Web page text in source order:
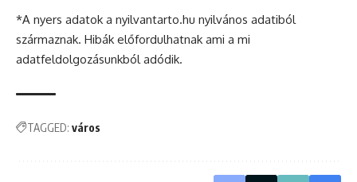
*A nyers adatok a nyilvantarto.hu nyilvános adatiból
származnak. Hibák előfordulhatnak ami a mi
adatfeldolgozásunkból adódik.
TAGGED: város